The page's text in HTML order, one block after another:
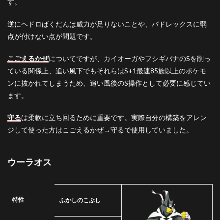
す。
逆にヘドロばくだんは威力が足りないことや、バドレックスに弱
点が付けない点が問題です。
こごえるかぜについてですが、カイオーガやフシギバナのSを削っ
ている関係上、追い風下でもそれらはS+1最速85族以上のポケモ
ンに抜かれてしまうため、追い風後のS操作として必要に感じてい
ます。
守るは柔軟に立ち回るために重要です。実際自分の構築をアレン
ジして使った方はこごえるかぜ→守るで使用していました。
ウーラオス
特性 ふかしのこぶし